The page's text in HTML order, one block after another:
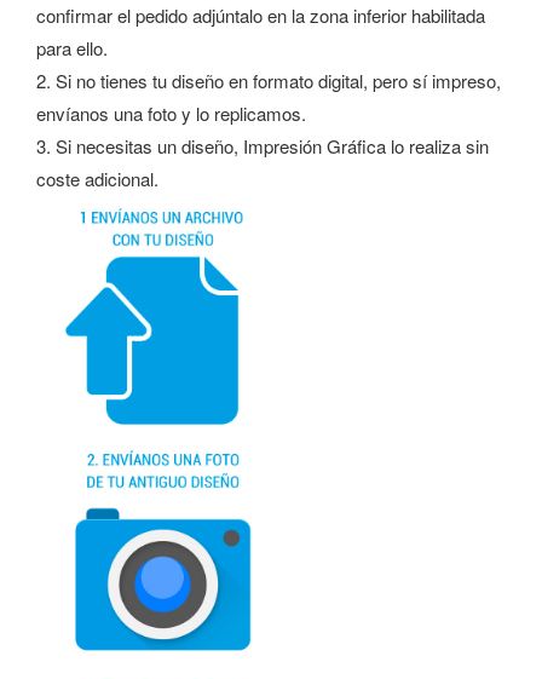
confirmar el pedido adjúntalo en la zona inferior habilitada
para ello.
2. Si no tienes tu diseño en formato digital, pero sí impreso,
envíanos una foto y lo replicamos.
3. Si necesitas un diseño, Impresión Gráfica lo realiza sin
coste adicional.